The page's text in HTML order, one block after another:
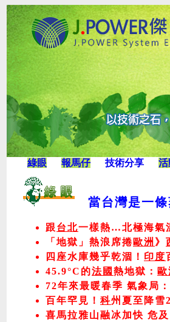
綠眼 報馬仔 技術分享 活
當台灣是一
跟 台北一樣熱…北極海氣
「地獄」熱浪席捲 歐洲 》
四座水庫幾乎乾涸！ 印度
45.9°C的法國 熱地獄： 歐
72年來最暖春季 氣象局
百年罕見！ 科州夏至降雪
喜馬拉雅山融冰加快 危